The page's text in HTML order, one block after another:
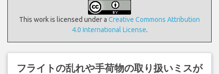
This work is licensed under a Creative Commons Attribution
4.0 International License.
フライトの乱れや手荷物の取り扱いミスが